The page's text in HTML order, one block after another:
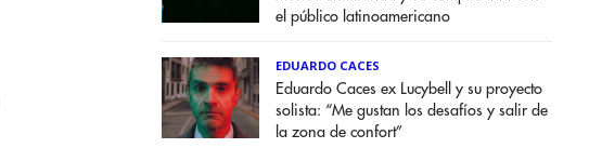
el público latinoamericano
EDUARDO CACES
Eduardo Caces ex Lucybell y su proyecto
solista: “Me gustan los desafíos y salir de
la zona de confort”